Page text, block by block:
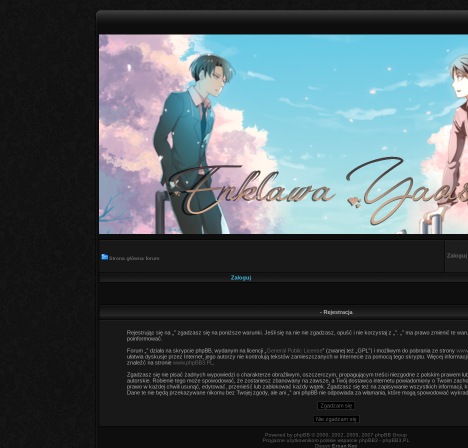
Strona główna forum Zaloguj
Zaloguj
- Rejestracja
Rejestrując się na „” zgadzasz się na poniższe warunki. Jeśli się na nie nie zgadzasz, opuść i nie korzystaj z „”. „” ma prawo zmienić te
poinformować.
Forum „” działa na skrypcie phpBB, wydanym na licencji „ General Public License” (zwanej też „GPL”) i możliwym do pobrania ze strony
ułatwia dyskusje przez Internet, jego autorzy nie kontrolują tekstów zamieszczanych w Internecie za pomocą tego skryptu. Więcej
znaleźć na stronie www.phpBB3.PL
Zgadzasz się nie pisać żadnych wypowiedzi o charakterze obraźliwym, oszczerczym, propagującym treści niezgodne z polskim prawem
autorskie. Robienie tego może spowodować, że zostaniesz zbanowany na zawsze, a Twój dostawca internetu powiadomiony o Twoim
prawo w każdej chwili usunąć, edytować, przenieść lub zablokować każdy wątek. Zgadzasz się też na zapisywanie wszystkich informacji,
Dane te nie będą przekazywane nikomu bez Twojej zgody, ale ani „” ani phpBB nie odpowiada za włamania, które mogą spowodować
Powered by phpBB © 2000, 2002, 2005, 2007 phpBB Group
Przyjazne użytkownikom polskie wsparcie phpBB3 - phpBB3.PL
Dizayn Ercan Koc